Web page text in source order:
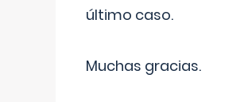
último caso.
Muchas gracias.